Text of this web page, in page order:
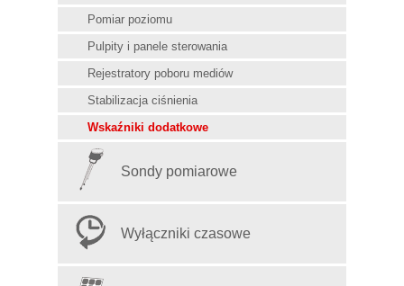
Pomiar poziomu
Pulpity i panele sterowania
Rejestratory poboru mediów
Stabilizacja ciśnienia
Wskaźniki dodatkowe
Sondy pomiarowe
Wyłączniki czasowe